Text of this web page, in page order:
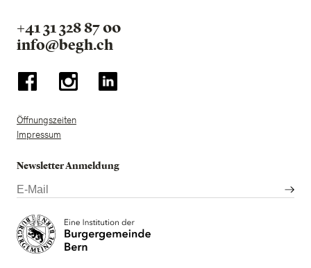
+41 31 328 87 00
info@begh.ch
Öffnungszeiten
Impressum
Newsletter Anmeldung
E-